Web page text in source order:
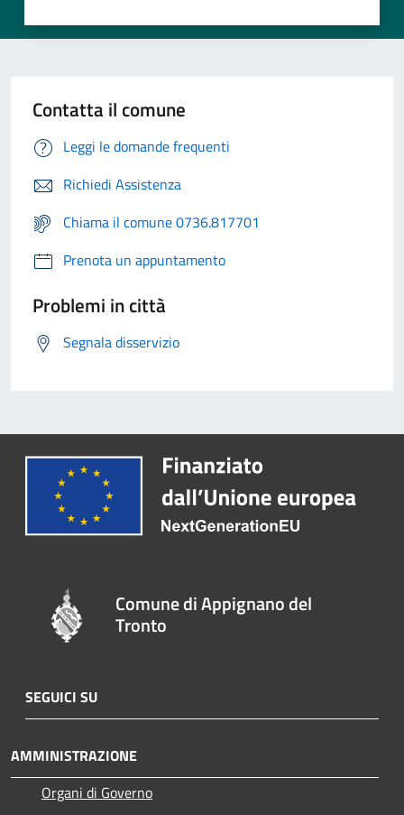
Contatta il comune
Leggi le domande frequenti
Richiedi Assistenza
Chiama il comune 0736.817701
Prenota un appuntamento
Problemi in città
Segnala disservizio
Comune di Appignano del
Tronto
SEGUICI SU
AMMINISTRAZIONE
Organi di Governo